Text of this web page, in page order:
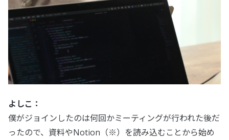
よしこ：
僕がジョインしたのは何回かミーティングが行われた後だ
ったので、資料やNotion（※）を読み込むことから始め